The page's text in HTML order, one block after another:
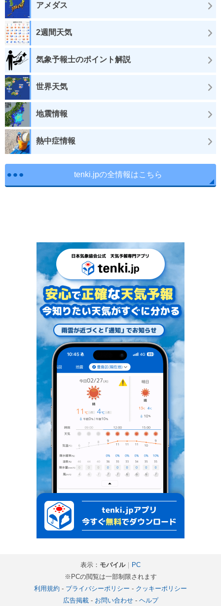
アメダス
2週間天気
気象予報士のポイント解説
世界天気
地震情報
熱中症情報
tenki.jpの全情報はこちら
表示： モバイル｜ PC
※PCの閲覧は一部制限されます
利用規約 - プライバシーポリシー - クッキーポリシー
広告掲載- お問い合わせ- ヘルプ